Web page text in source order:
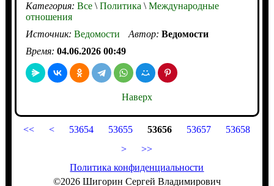
Категория: Все\Политика \Международные
отношения
Источник: Ведомости Автор: Ведомости
Время: 04.06.2026 00:49
Наверх
<< < 53654 53655 53656 53657
53658
>
>>
Политика конфиденциальности
©2026 Шигорин Сергей Владимирович